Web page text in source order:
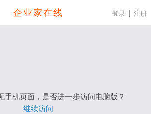
企业家在线 登录 注册
手机页面，是否进一步访问电脑版？
继续访问